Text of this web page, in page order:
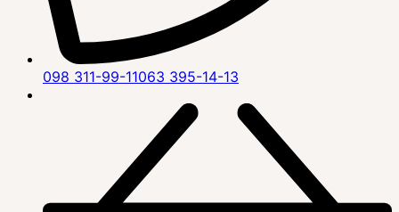
098 311-99-11063 395-14-13